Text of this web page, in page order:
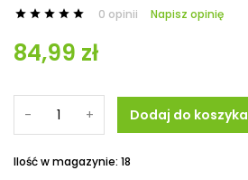
     0 opinii Napisz opinię
84,99 zł
- + Dodaj do koszyka
Ilość w magazynie: 18